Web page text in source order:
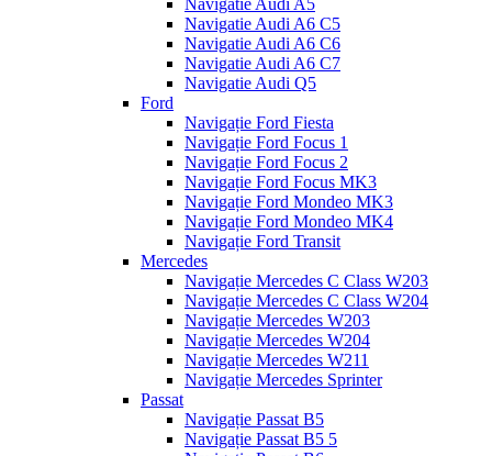
Navigatie Audi A5
Navigatie Audi A6 C5
Navigatie Audi A6 C6
Navigatie Audi A6 C7
Navigatie Audi Q5
Ford
Navigație Ford Fiesta
Navigație Ford Focus 1
Navigație Ford Focus 2
Navigație Ford Focus MK3
Navigație Ford Mondeo MK3
Navigație Ford Mondeo MK4
Navigație Ford Transit
Mercedes
Navigație Mercedes C Class W203
Navigație Mercedes C Class W204
Navigație Mercedes W203
Navigație Mercedes W204
Navigație Mercedes W211
Navigație Mercedes Sprinter
Passat
Navigație Passat B5
Navigație Passat B5 5